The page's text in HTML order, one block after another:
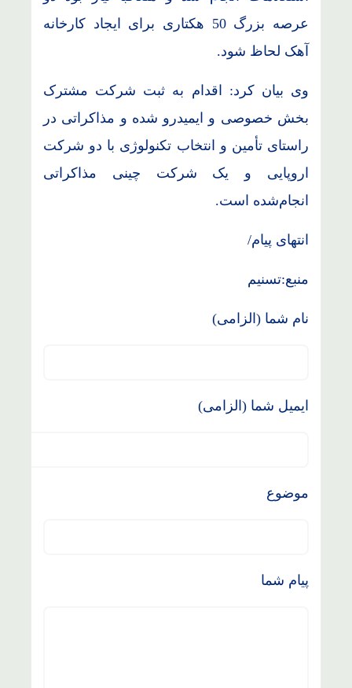
عرصه بزرگ 50 هکتاری برای ایجاد کارخانه
آهک لحاظ شود.
وی بیان کرد: اقدام به ثبت شرکت مشترک
بخش خصوصی و ایمیدرو شده و مذاکراتی در
راستای تأمین و انتخاب تکنولوژی با دو شرکت
اروپایی و یک شرکت چینی مذاکراتی
انجام‌شده است.
انتهای پیام/
منبع:تسنیم
نام شما (الزامی)
ایمیل شما (الزامی)
موضوع
پیام شما